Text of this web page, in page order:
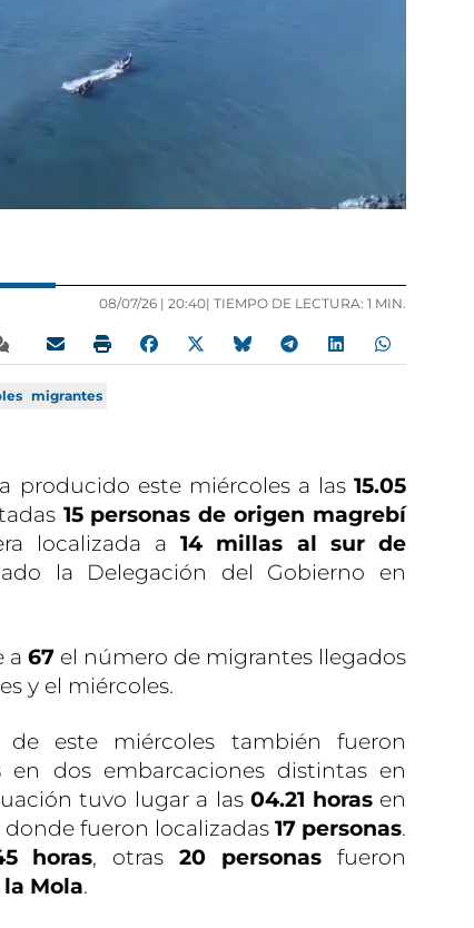
08/07/26 | 20:40| TIEMPO DE LECTURA: 1 MIN.
migrantes
producido este miércoles a las 15.05
15 personas de origen magrebí
localizada a14 millas al sur de
la Delegación del Gobierno en
a 67 el número de migrantes llegados
y el miércoles.
este miércoles también fueron
en dos embarcaciones distintas en
tuvo lugar a las 04.21 horasen
donde fueron localizadas 17 personas.
horas, otras20 personas fueron
Mola.